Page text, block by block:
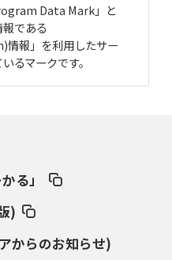
Data Mark」と
である
報」を利用したサー
るマークです。
る」
)
からのお知らせ)